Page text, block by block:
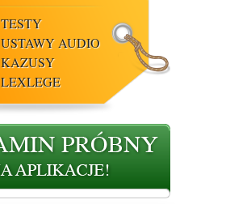
TESTY
USTAWY AUDIO
KAZUSY
LEXLEGE